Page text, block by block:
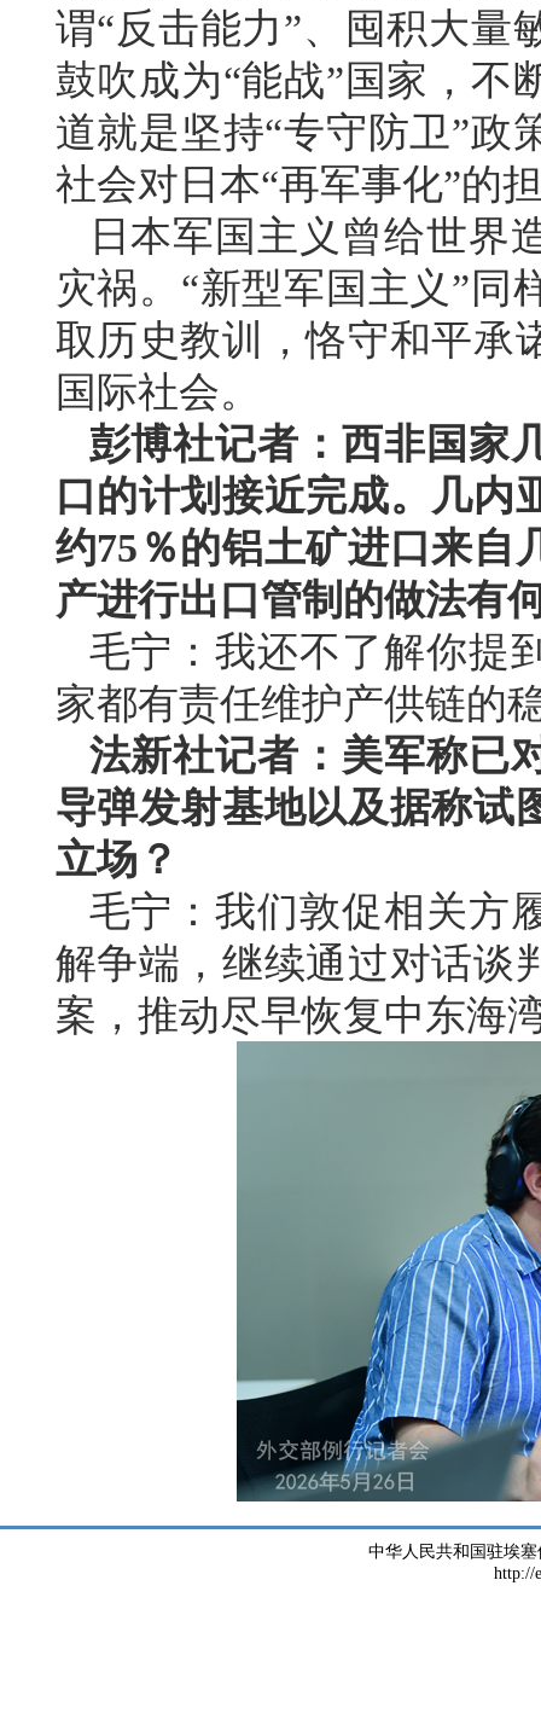
谓“反击能力”、囤积大量
鼓吹成为“能战”国家，不
道就是坚持“专守防卫”政
社会对日本“再军事化”的
日本军国主义曾给世界
灾祸。“新型军国主义”同
取历史教训，恪守和平承
国际社会。
彭博社记者：西非国家
口的计划接近完成。几内
约75％的铝土矿进口来自
产进行出口管制的做法有
毛宁：我还不了解你提
家都有责任维护产供链的
法新社记者：美军称已
导弹发射基地以及据称试
立场？
毛宁：我们敦促相关方
解争端，继续通过对话谈
案，推动尽早恢复中东海
中华人民共和国驻埃
http://